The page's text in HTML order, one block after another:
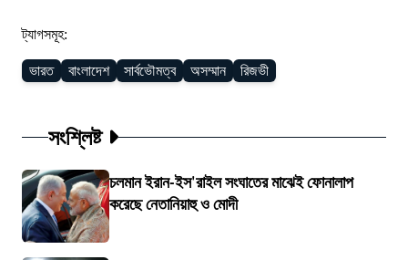
ট্যাগসমূহ:
ভারত বাংলাদেশ সার্বভৌমত্ব অসম্মান রিজভী
সংশ্লিষ্ট
চলমান ইরান-ইস'রাইল সংঘাতের মাঝেই ফোনালাপ
করেছে নেতানিয়াহু ও মোদী